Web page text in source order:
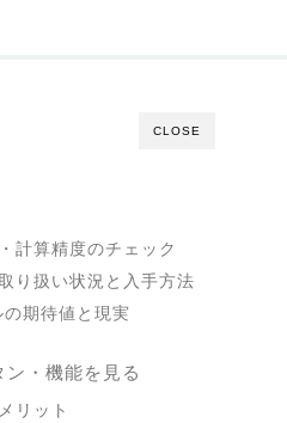
CLOSE
計算精度のチェック
り扱い状況と入手方法
期待値と現実
・機能を見る
リット